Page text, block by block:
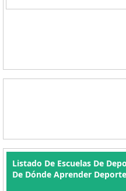
Listado De Escuelas De
De Dónde Aprender